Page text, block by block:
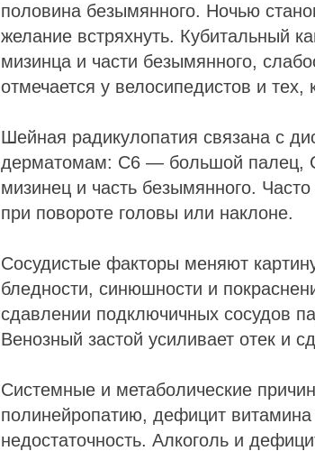
половина безымянного. Ночью
желание встряхнуть. Кубитальный
мизинца и части безымянного,
отмечается у велосипедистов и
Шейная радикулопатия связана с
дерматомам: C6 — большой палец,
мизинец и часть безымянного.
при повороте головы или наклоне.
Сосудистые факторы меняют
бледности, синюшности и
сдавлении подключичных сосудов
Венозный застой усиливает отек и
Системные и метаболические
полинейропатию, дефицит витамина
недостаточность. Алкоголь и